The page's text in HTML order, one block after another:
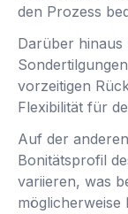
den Prozess
Darüber hinaus
vorzeitigen
Flexibilität für
Auf der
Bonitätsprofil
variieren, was
möglicherweise